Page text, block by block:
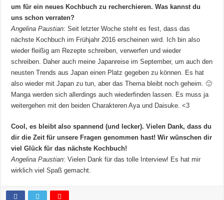
um für ein neues Kochbuch zu recherchieren. Was kannst du
uns schon verraten?
Angelina Paustian: Seit letzter Woche steht es fest, dass das
nächste Kochbuch im Frühjahr 2016 erscheinen wird. Ich bin also
wieder fleißig am Rezepte schreiben, verwerfen und wieder
schreiben. Daher auch meine Japanreise im September, um auch den
neusten Trends aus Japan einen Platz gegeben zu können. Es hat
also wieder mit Japan zu tun, aber das Thema bleibt noch geheim. 🙂
Manga werden sich allerdings auch wiederfinden lassen. Es muss ja
weitergehen mit den beiden Charakteren Aya und Daisuke. <3
Cool, es bleibt also spannend (und lecker). Vielen Dank, dass du
dir die Zeit für unsere Fragen genommen hast! Wir wünschen dir
viel Glück für das nächste Kochbuch!
Angelina Paustian: Vielen Dank für das tolle Interview! Es hat mir
wirklich viel Spaß gemacht.